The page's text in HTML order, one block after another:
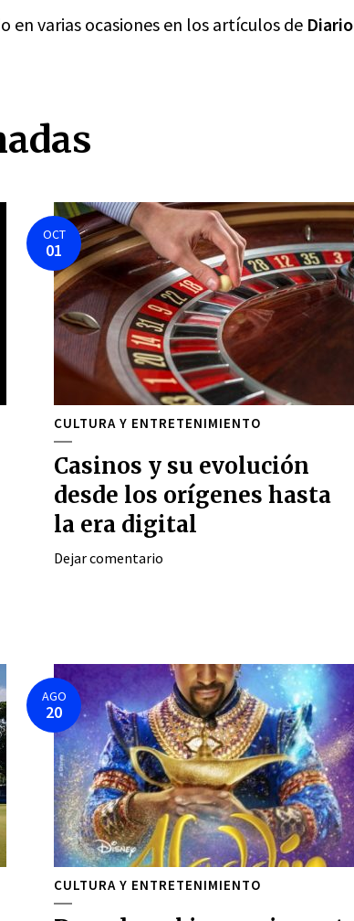
en varias ocasiones en los artículos de Diario
OCT
01
CULTURA Y ENTRETENIMIENTO
Casinos y su evolución
desde los orígenes hasta
la era digital
Dejar comentario
AGO
20
CULTURA Y ENTRETENIMIENTO